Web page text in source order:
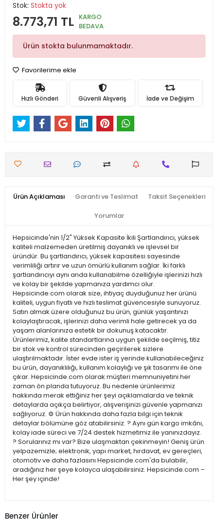
Stok: Stokta yok
8.773,71 TL KARGO
BEDAVA
Ürün stokta bulunmamaktadır.
Favorilerime ekle
Hızlı Gönderi Güvenli Alışveriş İade ve Değişim
Ürün Açıklaması Garanti ve Teslimat Taksit Seçenekleri
Yorumlar
Hepsicinde'nin 1/2" Yüksek Kapasite İkili Şartlandırıcı, yüksek
kaliteli malzemeden üretilmiş dayanıklı ve işlevsel bir
üründür. Bu şartlandırıcı, yüksek kapasitesi sayesinde
verimliliği artırır ve uzun ömürlü kullanım sağlar. İki farklı
şartlandırıcıyı aynı anda kullanabilme özelliğiyle işlerinizi hızlı
ve kolay bir şekilde yapmanıza yardımcı olur.
Hepsicinde.com olarak size, ihtiyaç duyduğunuz her ürünü
kaliteli, uygun fiyatlı ve hızlı teslimat güvencesiyle sunuyoruz.
Satın almak üzere olduğunuz bu ürün, günlük yaşantınızı
kolaylaştıracak, işlerinizi daha verimli hale getirecek ya da
yaşam alanlarınıza estetik bir dokunuş katacaktır.
Ürünlerimiz, kalite standartlarına uygun şekilde seçilmiş, titiz
bir stok ve kontrol sürecinden geçirilerek sizlere
ulaştırılmaktadır. İster evde ister iş yerinde kullanabileceğiniz
bu ürün, dayanıklılığı, kullanım kolaylığı ve şık tasarımı ile öne
çıkar. Hepsicinde.com olarak müşteri memnuniyetini her
zaman ön planda tutuyoruz. Bu nedenle ürünlerimiz
hakkında merak ettiğiniz her şeyi açıklamalarda ve teknik
detaylarda açıkça belirtiyor, alışverişinizi güvenle yapmanızı
sağlıyoruz. ⚙️ Ürün hakkında daha fazla bilgi için teknik
detaylar bölümüne göz atabilirsiniz. ? Aynı gün kargo imkânı,
kolay iade süreci ve 7/24 destek hizmetimiz ile yanınızdayız.
? Sorularınız mı var? Bize ulaşmaktan çekinmeyin! Geniş ürün
yelpazemizle; elektronik, yapı market, hırdavat, ev gereçleri,
otomotiv ve daha fazlasını Hepsicinde.com'da bulabilir,
aradığınız her şeye kolayca ulaşabilirsiniz. Hepsicinde.com –
Her şey içinde!
Benzer Ürünler